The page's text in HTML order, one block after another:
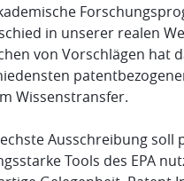
in unserer realen
von Vorschlägen hat
Wissenstransfer.
Ausschreibung
Tools des EPA